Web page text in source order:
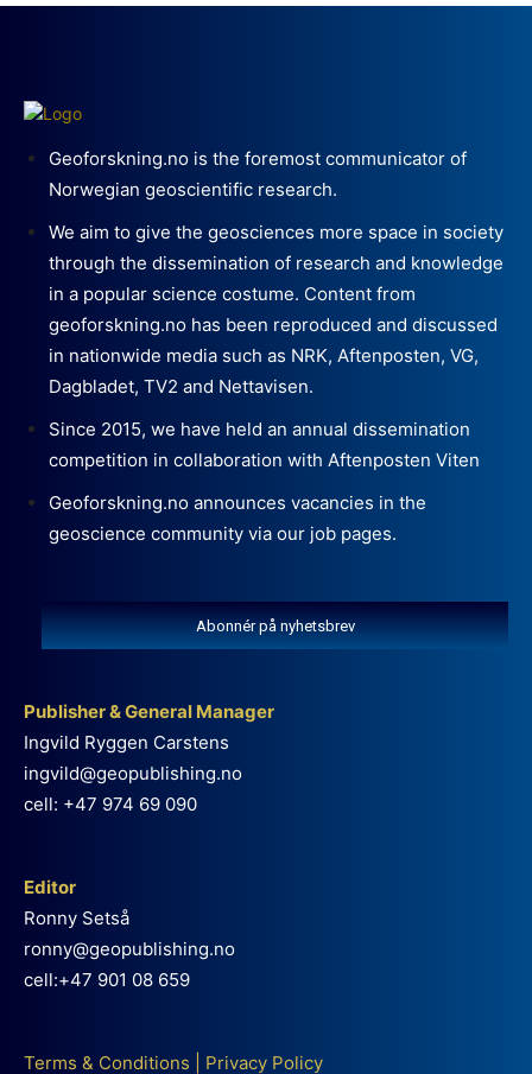
Geoforskning.no is the foremost communicator of
Norwegian geoscientific research.
We aim to give the geosciences more space in society
through the dissemination of research and knowledge
in a popular science costume. Content from
geoforskning.no has been reproduced and discussed
in nationwide media such as NRK, Aftenposten, VG,
Dagbladet, TV2 and Nettavisen.
Since 2015, we have held an annual dissemination
competition in collaboration with Aftenposten Viten
Geoforskning.no announces vacancies in the
geoscience community via our job pages.
Abonnér på nyhetsbrev
Publisher & General Manager
Ingvild Ryggen Carstens
ingvild@geopublishing.no
cell: +47 974 69 090
Editor
Ronny Setså
ronny@geopublishing.no
cell:+47 901 08 659
Terms & Conditions Privacy Policy